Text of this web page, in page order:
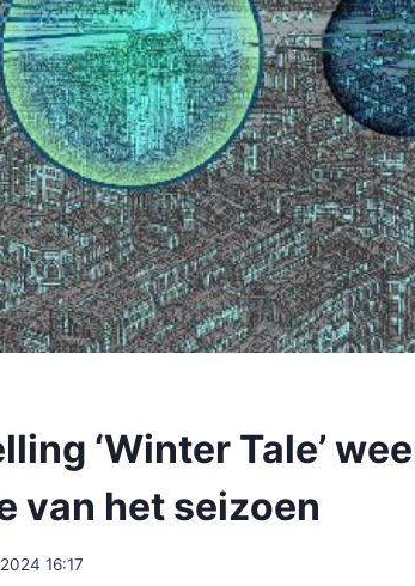
‘Winter Tale’
van het seizoen
16:17